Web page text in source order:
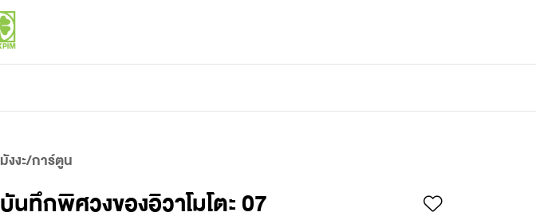
เข้าสู่ระบบ/สมัครสมาชิก
มังงะ/การ์ตูน
บันทึกพิศวงของอิวาโมโตะ 07